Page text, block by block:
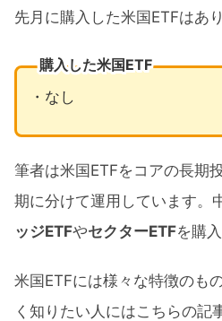
先月に購入した米国ETFはあ
購入した米国ETF
・なし
筆者は米国ETFをコアの長期
期に分けて運用しています。
ッジETFやセクターETFを購
米国ETFには様々な特徴のも
く知りたい人にはこちらの記